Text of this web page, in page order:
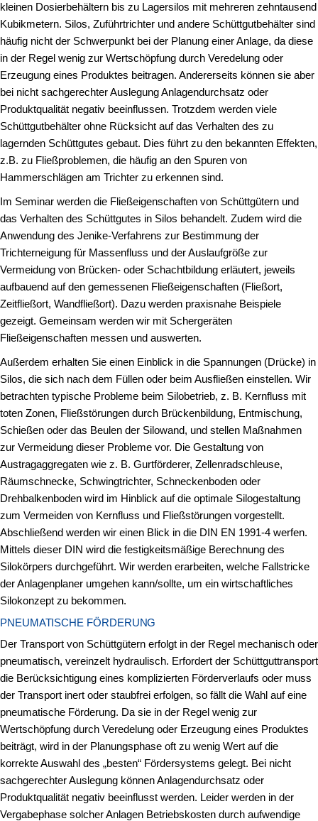
kleinen Dosierbehältern bis zu Lagersilos mit mehreren zehntausend
Kubikmetern. Silos, Zuführtrichter und andere Schüttgutbehälter sind
häufig nicht der Schwerpunkt bei der Planung einer Anlage, da diese
in der Regel wenig zur Wertschöpfung durch Veredelung oder
Erzeugung eines Produktes beitragen. Andererseits können sie aber
bei nicht sachgerechter Auslegung Anlagendurchsatz oder
Produktqualität negativ beeinflussen. Trotzdem werden viele
Schüttgutbehälter ohne Rücksicht auf das Verhalten des zu
lagernden Schüttgutes gebaut. Dies führt zu den bekannten Effekten,
z.B. zu Fließproblemen, die häufig an den Spuren von
Hammerschlägen am Trichter zu erkennen sind.
Im Seminar werden die Fließeigenschaften von Schüttgütern und
das Verhalten des Schüttgutes in Silos behandelt. Zudem wird die
Anwendung des Jenike-Verfahrens zur Bestimmung der
Trichterneigung für Massenfluss und der Auslaufgröße zur
Vermeidung von Brücken- oder Schachtbildung erläutert, jeweils
aufbauend auf den gemessenen Fließeigenschaften (Fließort,
Zeitfließort, Wandfließort). Dazu werden praxisnahe Beispiele
gezeigt. Gemeinsam werden wir mit Schergeräten
Fließeigenschaften messen und auswerten.
Außerdem erhalten Sie einen Einblick in die Spannungen (Drücke) in
Silos, die sich nach dem Füllen oder beim Ausfließen einstellen. Wir
betrachten typische Probleme beim Silobetrieb, z. B. Kernfluss mit
toten Zonen, Fließstörungen durch Brückenbildung, Entmischung,
Schießen oder das Beulen der Silowand, und stellen Maßnahmen
zur Vermeidung dieser Probleme vor. Die Gestaltung von
Austragaggregaten wie z. B. Gurtförderer, Zellenradschleuse,
Räumschnecke, Schwingtrichter, Schneckenboden oder
Drehbalkenboden wird im Hinblick auf die optimale Silogestaltung
zum Vermeiden von Kernfluss und Fließstörungen vorgestellt.
Abschließend werden wir einen Blick in die DIN EN 1991-4 werfen.
Mittels dieser DIN wird die festigkeitsmäßige Berechnung des
Silokörpers durchgeführt. Wir werden erarbeiten, welche Fallstricke
der Anlagenplaner umgehen kann/sollte, um ein wirtschaftliches
Silokonzept zu bekommen.
PNEUMATISCHE FÖRDERUNG
Der Transport von Schüttgütern erfolgt in der Regel mechanisch oder
pneumatisch, vereinzelt hydraulisch. Erfordert der Schüttguttransport
die Berücksichtigung eines komplizierten Förderverlaufs oder muss
der Transport inert oder staubfrei erfolgen, so fällt die Wahl auf eine
pneumatische Förderung. Da sie in der Regel wenig zur
Wertschöpfung durch Veredelung oder Erzeugung eines Produktes
beiträgt, wird in der Planungsphase oft zu wenig Wert auf die
korrekte Auswahl des „besten“ Fördersystems gelegt. Bei nicht
sachgerechter Auslegung können Anlagendurchsatz oder
Produktqualität negativ beeinflusst werden. Leider werden in der
Vergabephase solcher Anlagen Betriebskosten durch aufwendige